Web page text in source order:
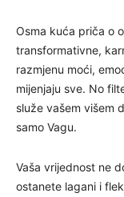
Osma kuća priča o
transformativne,
razmjenu moći,
mijenjaju sve. No
služe vašem višem
samo Vagu.
Vaša vrijednost ne
ostanete lagani i